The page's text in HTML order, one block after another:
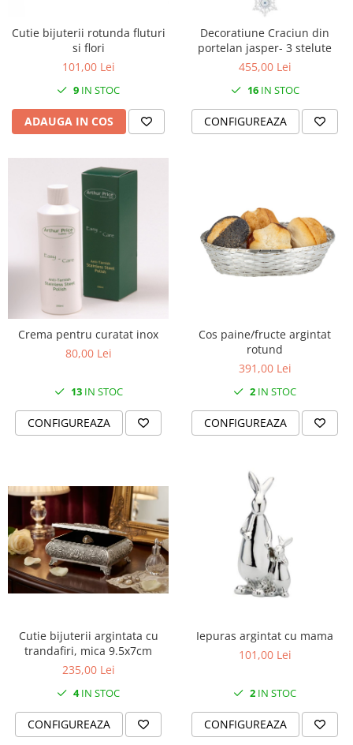
SERENDIPITY WHITE
FLOWER FESTIVAL BLUE
FLOWER FESTIVAL RED
LOVE BIRDS
CHIQUE VERDE
CHIQUE STRIPES VERDE
Renaissance Grey
Royal White
CHIQUE STRIPES GALBEN
CHIQUE GALBEN
Cutie bijuterii rotunda fluturi
si flori
101,00 Lei
9 IN STOC
ADAUGA IN COS
Decoratiune Craciun din
portelan jasper- 3 stelute
455,00 Lei
16IN STOC
CONFIGUREAZA
Crema pentru curatat inox
80,00 Lei
13IN STOC
CONFIGUREAZA
Cos paine/fructe argintat
rotund
391,00 Lei
2 IN STOC
CONFIGUREAZA
Cutie bijuterii argintata cu
trandafiri, mica 9.5x7cm
235,00 Lei
4IN STOC
CONFIGUREAZA
Iepuras argintat cu mama
101,00 Lei
2 IN STOC
CONFIGUREAZA